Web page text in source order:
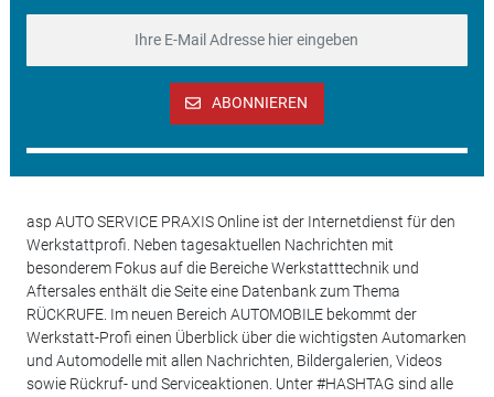
ABONNIEREN
asp AUTO SERVICE PRAXIS Online ist der Internetdienst für den
Werkstattprofi. Neben tagesaktuellen Nachrichten mit
besonderem Fokus auf die Bereiche Werkstatttechnik und
Aftersales enthält die Seite eine Datenbank zum Thema
RÜCKRUFE. Im neuen Bereich AUTOMOBILE bekommt der
Werkstatt-Profi einen Überblick über die wichtigsten Automarken
und Automodelle mit allen Nachrichten, Bildergalerien, Videos
sowie Rückruf- und Serviceaktionen. Unter #HASHTAG sind alle